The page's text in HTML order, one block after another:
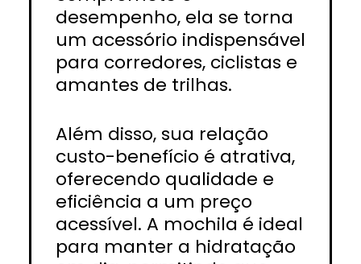
desempenho, ela se torna
um acessório indispensável
para corredores, ciclistas e
amantes de trilhas.
Além disso, sua relação
custo-benefício é atrativa,
oferecendo qualidade e
eficiência a um preço
acessível. A mochila é ideal
para manter a hidratação